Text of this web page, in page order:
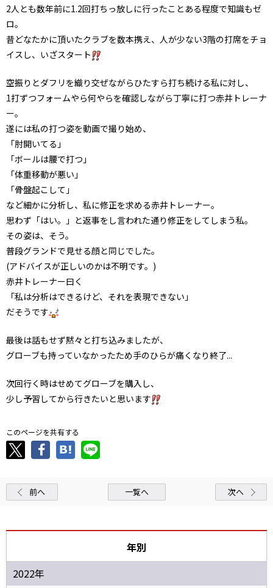
2人とも数年前に1.2回打ちっ放しに行ったことある程度で知識もゼ
ロ。
昔どなたかに頂いたクラブを数本携え、人が少ない3階の打席をチョ
イスし、いざスタート
空振りとダフリを織り交ぜながらひたすら打ち続ける私に対し、
1打ずつフォームやら何やらを確認しながら丁寧に打つ赤井トレーナ
ー。
遂には私の打つ姿を動画で撮り始め、
「肘開いてる」
「ボールは腰で打つ」
「体重移動が悪い」
「骨盤起こして」
など細かに分析し、私に修正を求める赤井トレーナー。
思わず「はい。」と返事をし言われた通り修正をしてしまう私。
その姿は、そう。
普段グランドで見せる顔と同じでした。
(アドバイスが正しいのかは不明です。)
赤井トレーナー曰く
「私は分析はできるけど、それを表現できない」
だそうです
最後は話もせず黙々と打ち込みましたが、
グローブも持っていなかったため手のひらが痛くなり終了...
次回行く時はせめてグローブを購入し、
少し予習してから行きたいと思います
このページを共有する
前へ 一覧へ 次へ
年別
2022年